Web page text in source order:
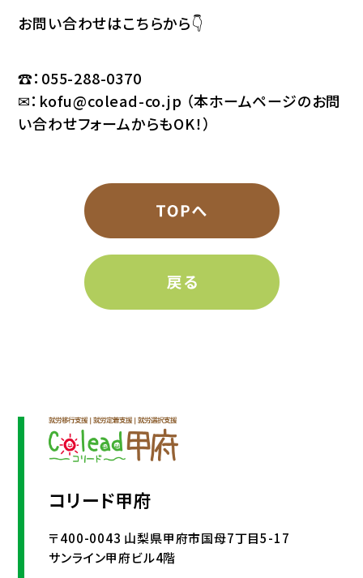
お問い合わせはこちらから👇
☎：055-288-0370
✉： kofu@colead-co.jp （本ホームページのお問
い合わせフォームからもOK！）
コリード甲府
〒400-0043 山梨県甲府市国母7丁目5-17
サンライン甲府ビル4階